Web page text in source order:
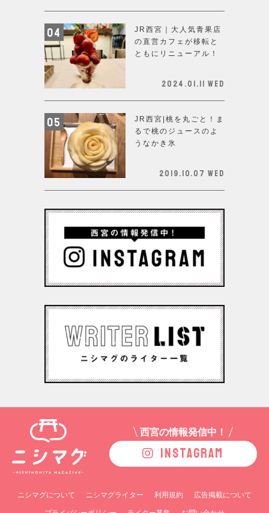
JR西宮｜大人気青果店
の直営カフェが移転と
ともにリニューアル！
2024.01.11 Wed
JR西宮|桃を丸ごと！ま
るで桃のジュースのよ
うなかき氷
2019.10.07 Wed
西宮の情報発信中！
INSTAGRAM
ニシマグについて ニシマグライター 利用規約 広告掲載について